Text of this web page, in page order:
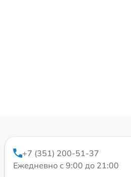
+7 (351) 200-51-37
Ежедневно с 9:00 до 21:00